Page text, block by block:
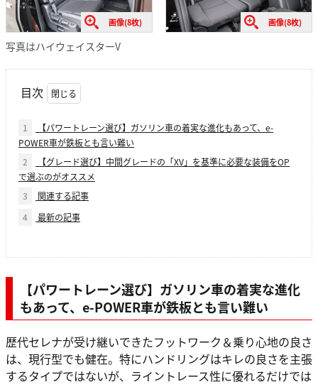
画像(8枚) 画像(8枚)
写真はハイウェイスターV
目次
1
【パワートレーン選び】ガソリン車の着実な進化もあって、e-
POWER車が鉄板とも言い難い
2
【グレード選び】中間グレードの「XV」を基準に必要な装備をOP
で選ぶのがオススメ
3
関連する記事
4
最新の記事
【パワートレーン選び】ガソリン車の着実な進化
もあって、e-POWER車が鉄板とも言い難い
歴代セレナが受け継いできたフットワーク＆乗り心地の良さ
は、現行型でも健在。特にハンドリングはキレの良さを主張
するタイプではないが、ライントレース性に優れるだけでは